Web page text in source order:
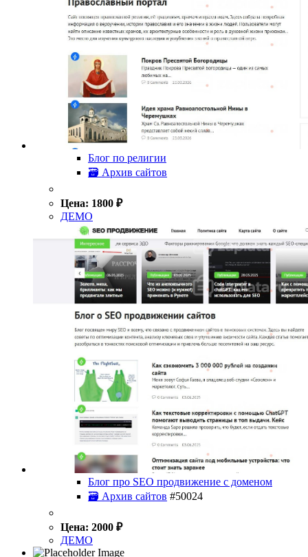
Блог по религии
🗃 Архив сайтов
Цена: 1800 ₽
ДЕМО
Блог про SEO продвижение с доменом
🗃 Архив сайтов #50024
Цена: 2000 ₽
ДЕМО